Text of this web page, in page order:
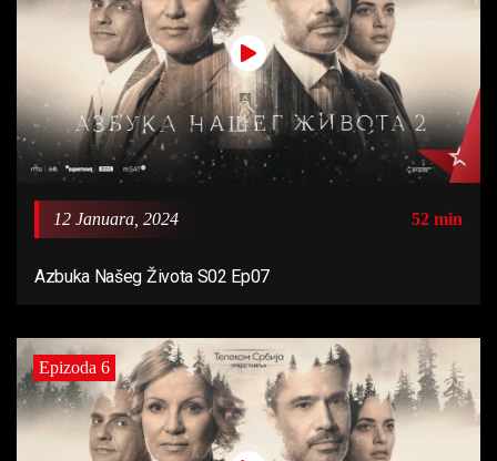
12 Januara, 2024 52 min
Azbuka Našeg Života S02 Ep07
Epizoda 6